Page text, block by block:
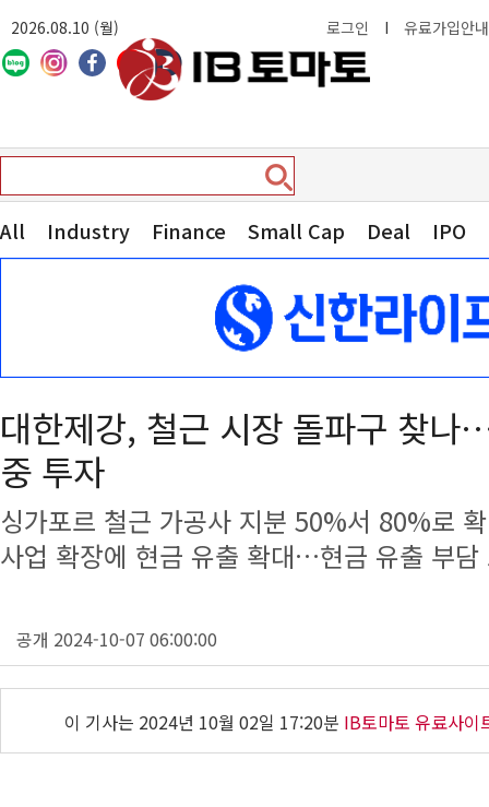
2026.08.10 (월) 로그인 I 유료가입안내
All Industry Finance Small Cap Deal IPO
대한제강, 철근 시장 돌파구 찾나
중 투자
싱가포르 철근 가공사 지분 50%서 80%로
사업 확장에 현금 유출 확대…현금 유출 부담
공개 2024-10-07 06:00:00
이 기사는 2024년 10월 02일 17:20분 IB토마토 유료사이